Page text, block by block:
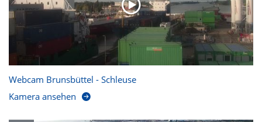
Webcam Brunsbüttel - Schleuse
Kamera ansehen